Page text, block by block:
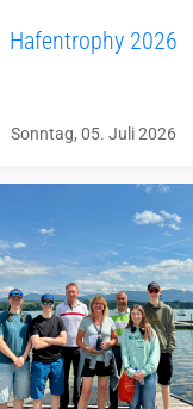
Hafentrophy 2026
Sonntag, 05. Juli 2026